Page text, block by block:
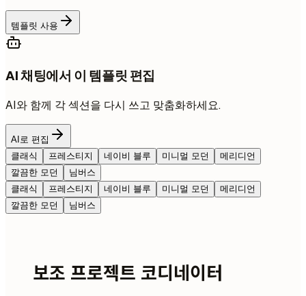
템플릿 사용
AI 채팅에서 이 템플릿 편집
AI와 함께 각 섹션을 다시 쓰고 맞춤화하세요.
AI로 편집
클래식
프레스티지 네이비 블루 미니멀 모던
메리디언
깔끔한 모던
님버스
클래식
프레스티지 네이비 블루 미니멀 모던
메리디언
깔끔한 모던
님버스
보조 프로젝트 코디네이터